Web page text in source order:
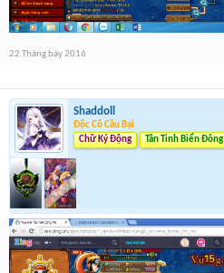
22 Tháng bảy 2016
Shaddoll
Độc Cô Cầu Bại
Chữ Ký Động
Tân Tinh Biển Đông